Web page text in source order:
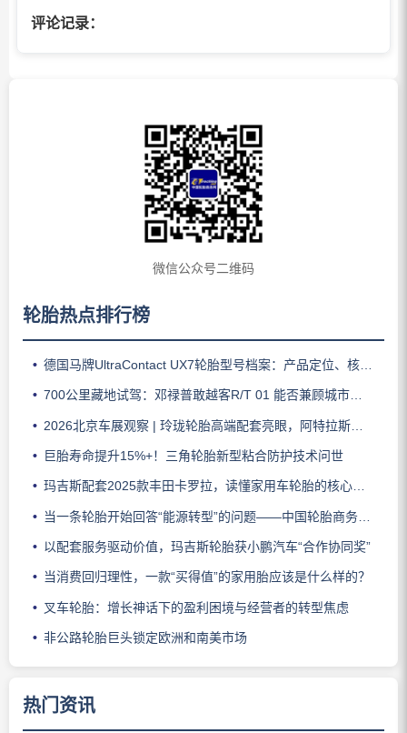
评论记录：
微信公众号二维码
轮胎热点排行榜
德国马牌UltraContact UX7轮胎型号档案：产品定位、核心技术、适用车型与使用场景
700公里藏地试驾：邓禄普敢越客R/T 01 能否兼顾城市与越野？
2026北京车展观察 | 玲珑轮胎高端配套亮眼，阿特拉斯助力智界V9领跑豪华MPV市场
巨胎寿命提升15%+！三角轮胎新型粘合防护技术问世
玛吉斯配套2025款丰田卡罗拉，读懂家用车轮胎的核心密码
当一条轮胎开始回答“能源转型”的问题——中国轮胎商务网解读赛轮全新一代商用车轮胎发布
以配套服务驱动价值，玛吉斯轮胎获小鹏汽车“合作协同奖”
当消费回归理性，一款“买得值”的家用胎应该是什么样的？
叉车轮胎：增长神话下的盈利困境与经营者的转型焦虑
非公路轮胎巨头锁定欧洲和南美市场
热门资讯